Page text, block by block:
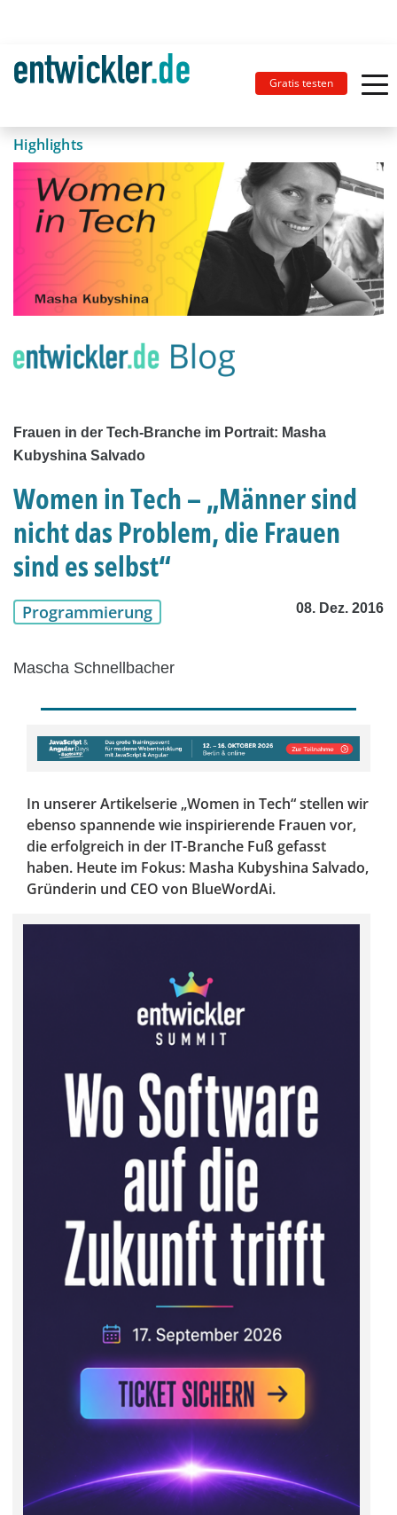
Gratis testen
Highlights
Frauen in der Tech-Branche im Portrait: Masha
Kubyshina Salvado
Women in Tech – „Männer sind
nicht das Problem, die Frauen
sind es selbst“
Programmierung 08. Dez. 2016
Mascha Schnellbacher
In unserer Artikelserie „Women in Tech“ stellen wir
ebenso spannende wie inspirierende Frauen vor,
die erfolgreich in der IT-Branche Fuß gefasst
haben. Heute im Fokus: Masha Kubyshina Salvado,
Gründerin und CEO von BlueWordAi.